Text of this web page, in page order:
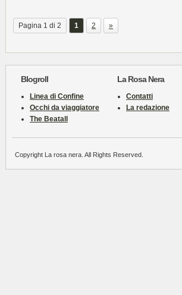
Pagina 1 di 2 1 2 »
Blogroll
Linea di Confine
Occhi da viaggiatore
The Beatall
La Rosa Nera
Contatti
La redazione
Copyright La rosa nera. All Rights Reserved.